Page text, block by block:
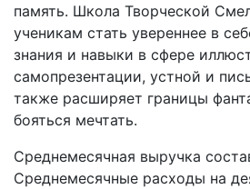
память. Школа Творческой
ученикам стать увереннее в
знания и навыки в сфере
самопрезентации, устной и
также расширяет границы
бояться мечтать.
Среднемесячная выручка
Среднемесячные расходы на